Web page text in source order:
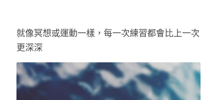
就像冥想或運動一樣，每一次練習都會比上一次
更深深